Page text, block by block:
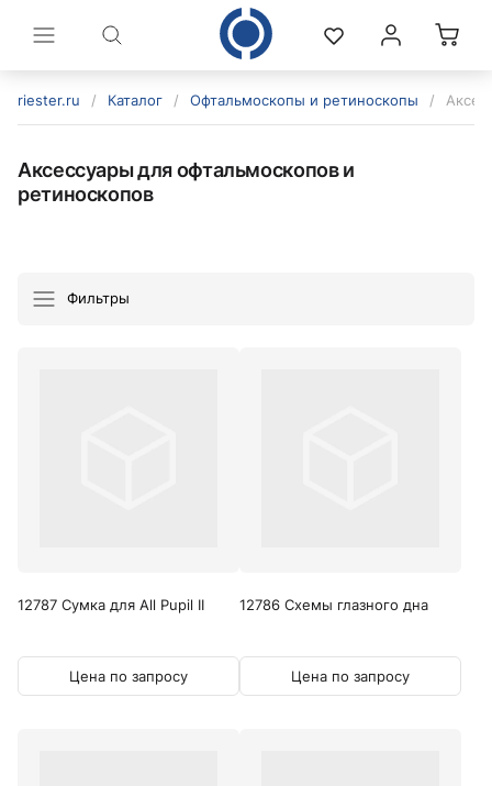
riester.ru / Каталог / Офтальмоскопы и ретиноскопы /
Аксессуары для офтальмоскопов и
ретиноскопов
Фильтры
12787 Сумка для All Pupil II
Цена по запросу
12786 Схемы глазного дна
Цена по запросу